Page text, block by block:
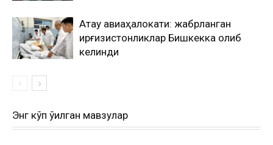
Ақтау авиаҳалокати: жабрланган
қирғизистонликлар Бишкекка олиб
келинди
Энг кўп ўқилган мавзулар